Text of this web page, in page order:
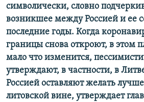
символически, словно
возникшее между Россией и ее
последние годы. Когда
границы снова откроют, в этом
мало что изменится,
утверждают, в частности, в
Россией оставляют желать
литовской вине, утверждает